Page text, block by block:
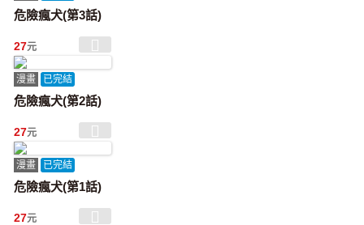
危險瘋犬(第3話)
27元
漫畫 已完結
危險瘋犬(第2話)
27元
漫畫 已完結
危險瘋犬(第1話)
27元